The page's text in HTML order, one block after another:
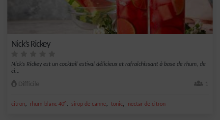
Nick’s Rickey
Nick’s Rickey est un cocktail estival délicieux et rafraîchissant à base de rhum, de
ci...
Difficile 1
citron, rhum blanc 40°, sirop de canne, tonic, nectar de citron